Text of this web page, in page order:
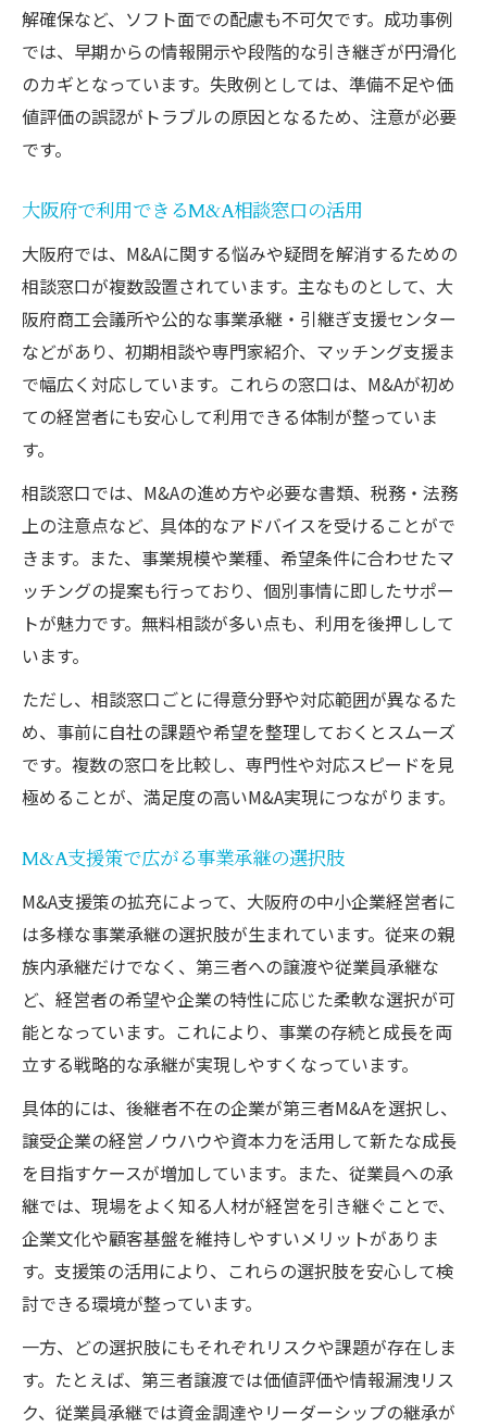
解確保など、ソフト面での配慮も不可欠です。成功事例
では、早期からの情報開示や段階的な引き継ぎが円滑化
のカギとなっています。失敗例としては、準備不足や価
値評価の誤認がトラブルの原因となるため、注意が必要
です。
大阪府で利用できるM&A相談窓口の活用
大阪府では、M&Aに関する悩みや疑問を解消するための
相談窓口が複数設置されています。主なものとして、大
阪府商工会議所や公的な事業承継・引継ぎ支援センター
などがあり、初期相談や専門家紹介、マッチング支援ま
で幅広く対応しています。これらの窓口は、M&Aが初め
ての経営者にも安心して利用できる体制が整っていま
す。
相談窓口では、M&Aの進め方や必要な書類、税務・法務
上の注意点など、具体的なアドバイスを受けることがで
きます。また、事業規模や業種、希望条件に合わせたマ
ッチングの提案も行っており、個別事情に即したサポー
トが魅力です。無料相談が多い点も、利用を後押しして
います。
ただし、相談窓口ごとに得意分野や対応範囲が異なるた
め、事前に自社の課題や希望を整理しておくとスムーズ
です。複数の窓口を比較し、専門性や対応スピードを見
極めることが、満足度の高いM&A実現につながります。
M&A支援策で広がる事業承継の選択肢
M&A支援策の拡充によって、大阪府の中小企業経営者に
は多様な事業承継の選択肢が生まれています。従来の親
族内承継だけでなく、第三者への譲渡や従業員承継な
ど、経営者の希望や企業の特性に応じた柔軟な選択が可
能となっています。これにより、事業の存続と成長を両
立する戦略的な承継が実現しやすくなっています。
具体的には、後継者不在の企業が第三者M&Aを選択し、
譲受企業の経営ノウハウや資本力を活用して新たな成長
を目指すケースが増加しています。また、従業員への承
継では、現場をよく知る人材が経営を引き継ぐことで、
企業文化や顧客基盤を維持しやすいメリットがありま
す。支援策の活用により、これらの選択肢を安心して検
討できる環境が整っています。
一方、どの選択肢にもそれぞれリスクや課題が存在しま
す。たとえば、第三者譲渡では価値評価や情報漏洩リス
ク、従業員承継では資金調達やリーダーシップの継承が